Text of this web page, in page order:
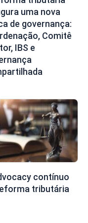
uma nova
de governança:
Comitê
IBS e
contínuo
tributária